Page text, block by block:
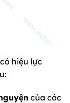
hiệu lực
của các